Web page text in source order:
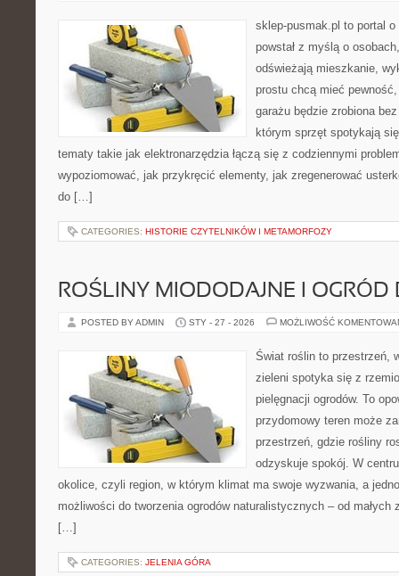
sklep-pusmak.pl to portal
powstał z myślą o
odświeżają mieszkanie,
prostu chcą mieć
garażu będzie zrobiona
którym sprzęt spotykają
tematy takie jak elektronarzędzia łączą się z codziennymi
wypoziomować, jak przykręcić elementy, jak zregenerować
do […]
CATEGORIES: HISTORIE CZYTELNIKÓW I METAMORFOZY
ROŚLINY MIODODAJNE I
POSTED BY ADMIN STY - 27 - 2026 MOŻLIWOŚĆ
Świat roślin to przestrzeń,
zieleni spotyka się z
pielęgnacji ogrodów. To
przydomowy teren może
przestrzeń, gdzie rośliny
odzyskuje spokój. W
okolice, czyli region, w którym klimat ma swoje wyzwania, a
możliwości do tworzenia ogrodów naturalistycznych – od małych
[…]
CATEGORIES: JELENIA GÓRA